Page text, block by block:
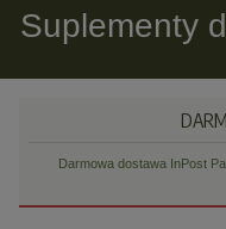
Suplementy
Darmowa dostawa InPost